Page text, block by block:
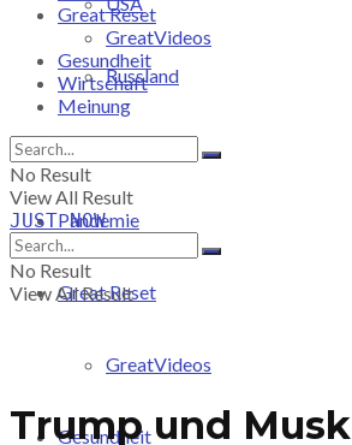
Russland
Pandemie
Great Reset
GreatVideos
Gesundheit
Great Reset
GreatVideos
Gesundheit
Wirtschaft
Meinung
No Result
View All Result
JUST-NOW
No Result
View All Result
Trump und Musk